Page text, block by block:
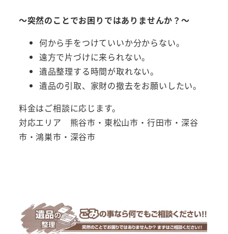
～突然のことでお困りではありませんか？～
何から手をつけていいか分からない。
遠方で片づけに来られない。
遺品整理する時間が取れない。
遺品の引取、家財の撤去をお願いしたい。
料金はご相談に応じます。
対応エリア 熊谷市・東松山市・行田市・深谷
市・鴻巣市・深谷市